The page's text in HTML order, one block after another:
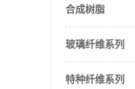
合成树脂
玻璃纤维系列
特种纤维系列